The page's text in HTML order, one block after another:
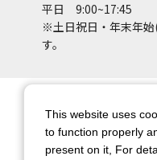
平日 9:00~17:45
※土日祝日・年末年
す。
アカウントポリシー
著作権について
This website uses
to function properly
present on it, For